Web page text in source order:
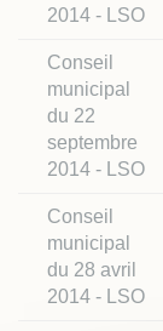
2014 - LSO
Conseil
municipal
du 22
septembre
2014 - LSO
Conseil
municipal
du 28 avril
2014 - LSO